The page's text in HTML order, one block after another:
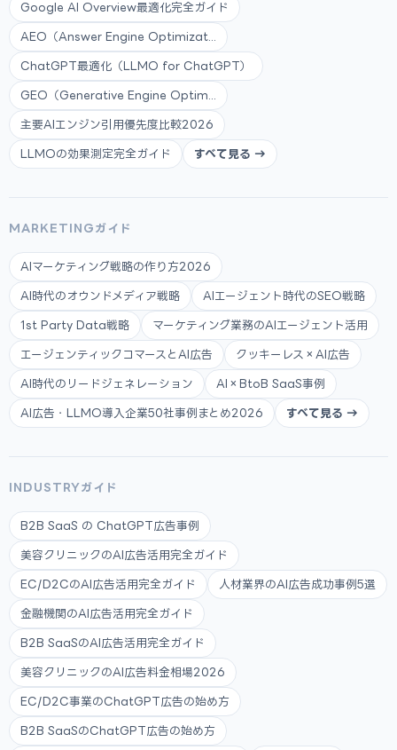
Google AI Overview最適化完全ガイド
AEO（Answer Engine Optimizat...
ChatGPT最適化（LLMO for ChatGPT）
GEO（Generative Engine Optim...
主要AIエンジン引用優先度比較2026
LLMOの効果測定完全ガイド すべて見る →
MARKETINGガイド
AIマーケティング戦略の作り方2026
AI時代のオウンドメディア戦略 AIエージェント時代のSEO戦略
1st Party Data戦略 マーケティング業務のAIエージェント活用
エージェンティックコマースとAI広告 クッキーレス×AI広告
AI時代のリードジェネレーション AI×BtoB SaaS事例
AI広告・LLMO導入企業50社事例まとめ2026 すべて見る →
INDUSTRYガイド
B2B SaaS の ChatGPT広告事例
美容クリニックのAI広告活用完全ガイド
EC/D2CのAI広告活用完全ガイド 人材業界のAI広告成功事例5選
金融機関のAI広告活用完全ガイド
B2B SaaSのAI広告活用完全ガイド
美容クリニックのAI広告料金相場2026
EC/D2C事業のChatGPT広告の始め方
B2B SaaSのChatGPT広告の始め方